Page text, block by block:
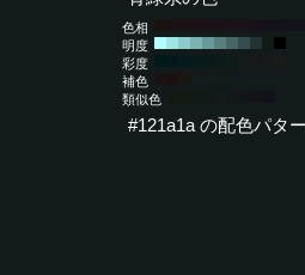
色相
明度
彩度
補色
類似色
#121a1a の配色パタ